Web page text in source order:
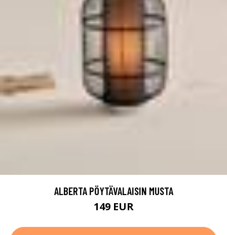
ALBERTA PÖYTÄVALAISIN MUSTA
149 EUR